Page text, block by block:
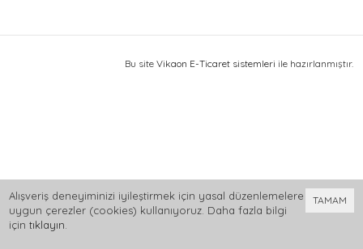
Bu site Vikaon E-Ticaret sistemleri ile hazırlanmıştır.
TAMAM
Alışveriş deneyiminizi iyileştirmek için yasal düzenlemelere
uygun çerezler (cookies) kullanıyoruz. Daha fazla bilgi
için tıklayın